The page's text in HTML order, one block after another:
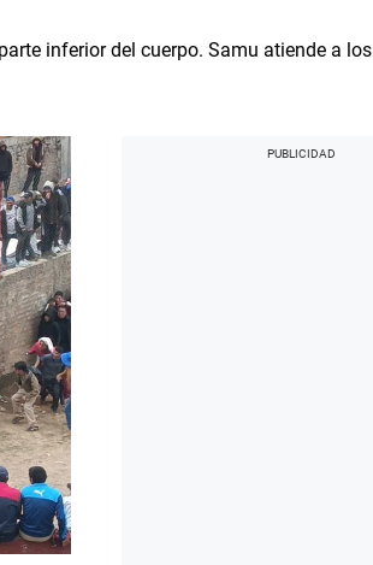
inferior del cuerpo. Samu atiende a los